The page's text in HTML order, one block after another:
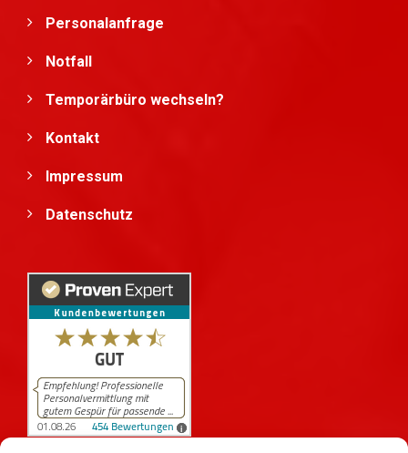
Personalanfrage
Notfall
Temporärbüro wechseln?
Kontakt
Impressum
Datenschutz